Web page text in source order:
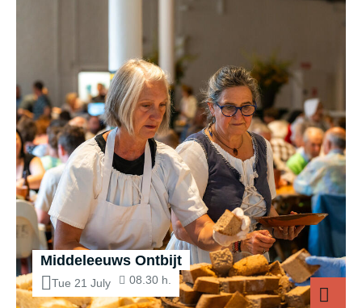
Middeleeuws Ontbijt
Tue 21 July 08.30 h.